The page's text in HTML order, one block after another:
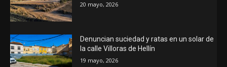
20 mayo, 2026
Denuncian suciedad y ratas en un solar de
la calle Villoras de Hellín
19 mayo, 2026